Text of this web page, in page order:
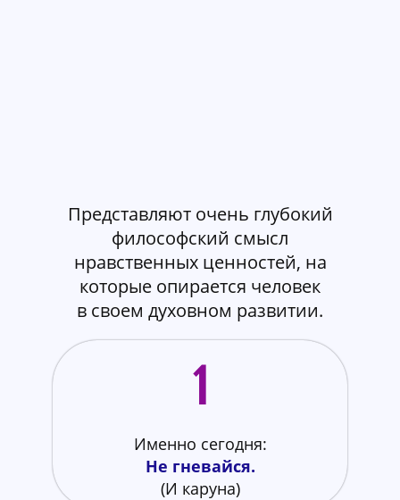
Представляют очень глубокий
философский смысл
нравственных ценностей, на
которые опирается человек
в своем духовном развитии.
1
Именно сегодня:
Не гневайся.
(И каруна)